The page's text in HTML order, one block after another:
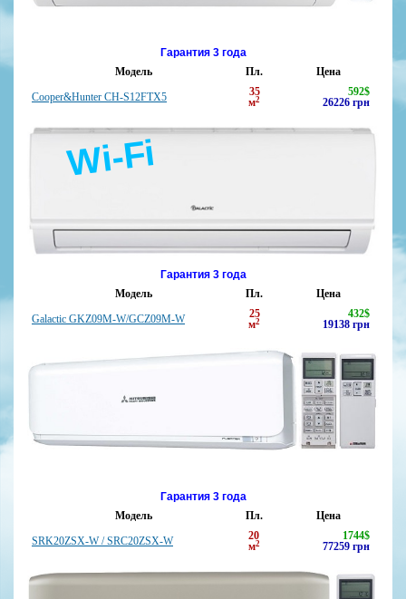
Гарантия 3 года
Модель
Пл.
Цена
Cooper&Hunter CH-S12FTX5
35
м2
592$
26226 грн
Wi-Fi
Гарантия 3 года
Модель
Пл.
Цена
Galactic GKZ09M-W/GCZ09M-W
25
м2
432$
19138 грн
Гарантия 3 года
Модель
Пл.
Цена
SRK20ZSX-W / SRC20ZSX-W
20
м2
1744$
77259 грн